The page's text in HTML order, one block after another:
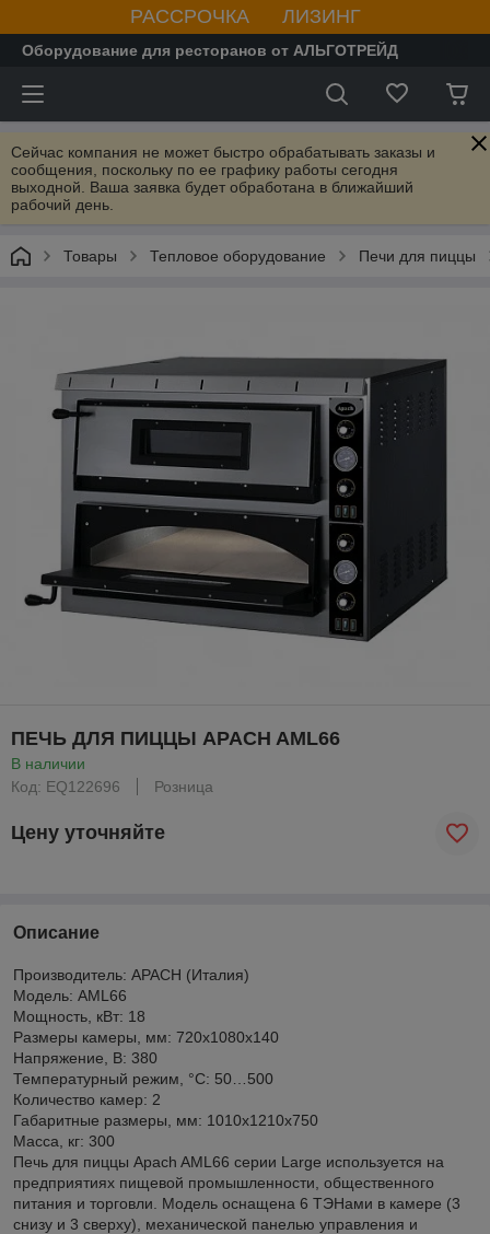
РАССРОЧКА ЛИЗИНГ
Оборудование для ресторанов от АЛЬГОТРЕЙД
Сейчас компания не может быстро обрабатывать заказы и
сообщения, поскольку по ее графику работы сегодня
выходной. Ваша заявка будет обработана в ближайший
рабочий день.
Товары Тепловое оборудование Печи для пиццы
ПЕЧЬ ДЛЯ ПИЦЦЫ APACH AML66
В наличии
Код: EQ122696
Розница
Цену уточняйте
Описание
Производитель: APACH (Италия)
Модель: AML66
Мощность, кВт: 18
Размеры камеры, мм: 720х1080х140
Напряжение, В: 380
Температурный режим, °C: 50…500
Количество камер: 2
Габаритные размеры, мм: 1010х1210х750
Масса, кг: 300
Печь для пиццы Apach AML66 серии Large используется на
предприятиях пищевой промышленности, общественного
питания и торговли. Модель оснащена 6 ТЭНами в камере (3
снизу и 3 сверху), механической панелью управления и